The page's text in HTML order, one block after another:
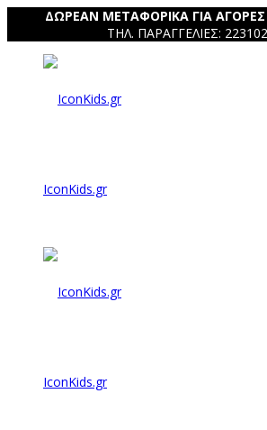
ΔΩΡΕΑΝ ΜΕΤΑΦΟΡΙΚΑ ΓΙΑ
ΤΗΛ. ΠΑΡΑΓΓΕΛΙΕΣ:
IconKids.gr
IconKids.gr